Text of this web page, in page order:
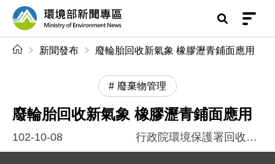
前往中央內容區塊
環境部新聞專區
新聞發布 廢輪胎回收新氣象 橡膠瀝青鋪面應用
廢棄物管理
廢輪胎回收新氣象 橡膠瀝青鋪面應用
102-10-08 行政院環境保護署回收基管會